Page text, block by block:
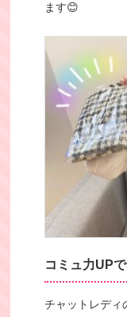
ます😊
コミュ力UP
チャットレディ